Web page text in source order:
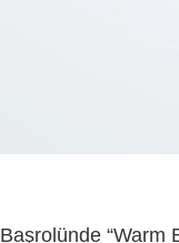
Başrolünde “Warm